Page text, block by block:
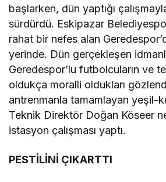
başlarken, dün yaptığı çalışmayla
sürdürdü. Eskipazar
rahat bir nefes alan
yerinde. Dün gerçekleşen
Geredespor’lu futbolcuların ve
oldukça moralli oldukları
antrenmanla tamamlayan yeşil-
Teknik Direktör Doğan Köseer
istasyon çalışması yaptı.
PESTİLİNİ ÇIKARTTI